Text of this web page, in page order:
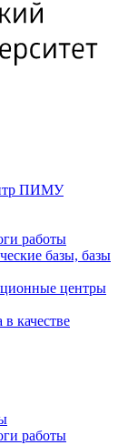
ПИМУ
работы
базы, базы
центры
качестве
работы